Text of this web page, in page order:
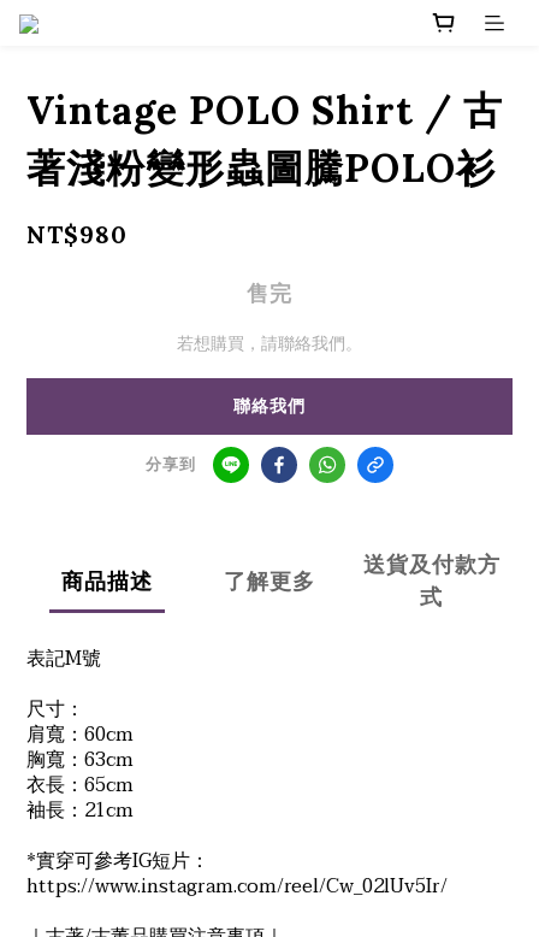
Vintage POLO Shirt / 古
著淺粉變形蟲圖騰POLO衫
NT$980
售完
若想購買，請聯絡我們。
聯絡我們
分享到
商品描述 了解更多
送貨及付款方
式
表記M號
尺寸：
肩寬： 60cm
胸寬： 63cm
衣長： 65cm
袖長： 21cm
*實穿可參考IG短片：
https://www.instagram.com/reel/Cw_02lUv5Ir/